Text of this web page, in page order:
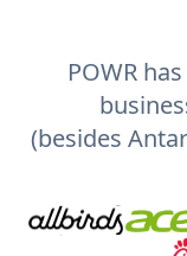
POWR
(besides